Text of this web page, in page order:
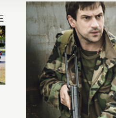
View
Larger
Image